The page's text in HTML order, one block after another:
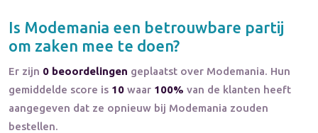
Is Modemania een betrouwbare partij
om zaken mee te doen?
Er zijn 0 beoordelingen geplaatst over Modemania. Hun
gemiddelde score is 10 waar 100% van de klanten heeft
aangegeven dat ze opnieuw bij Modemania zouden
bestellen.